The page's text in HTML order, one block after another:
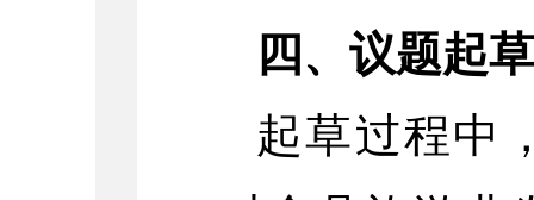
四、议题起
起草过程中